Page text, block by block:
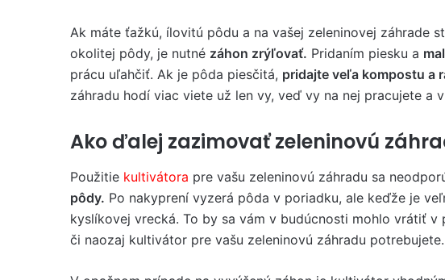
Ak máte ťažkú, ílovitú pôdu a na vašej zeleninovej záhrade
okolitej pôdy, je nutné záhon zrýľovať. Pridaním piesku a
prácu uľahčiť. Ak je pôda piesčitá, pridajte veľa kompostu a
záhradu hodí viac viete už len vy, veď vy na nej pracujete a
Ako ďalej zazimovať zeleninovú
Použitie kultivátora pre vašu zeleninovú záhradu sa
pôdy. Po nakyprení vyzerá pôda v poriadku, ale keďže je
kyslíkovej vrecká. To by sa vám v budúcnosti mohlo vrátiť
či naozaj kultivátor pre vašu zeleninovú záhradu